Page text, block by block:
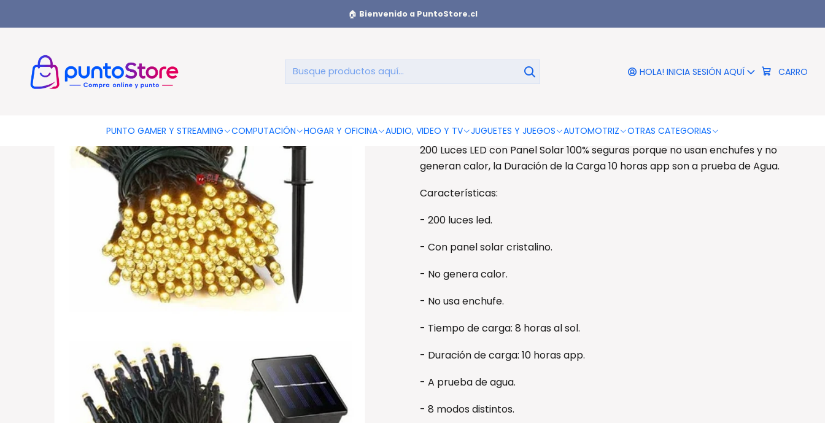
HOLA! INICIA SESIÓN AQUÍ CARRO
PUNTO GAMER Y STREAMING COMPUTACIÓN HOGAR Y OFICINA AUDIO, VIDEO Y TV JUGUETES Y JUEGOS AUTOMOTRIZ OTRAS CATEGORIAS
🏠 Bienvenido a PuntoStore.cl
Guirnalda Solar 200 Led Resistente Al Agua - Ps
Guirnalda Solar 200 Led Resistente Al
Agua - Ps
200 Luces LED con Panel Solar 100% seguras porque no usan enchufes y no
generan calor, la Duración de la Carga 10 horas app son a prueba de Agua.
Características:
- 200 luces led.
- Con panel solar cristalino.
- No genera calor.
- No usa enchufe.
- Tiempo de carga: 8 horas al sol.
- Duración de carga: 10 horas app.
- A prueba de agua.
- 8 modos distintos.